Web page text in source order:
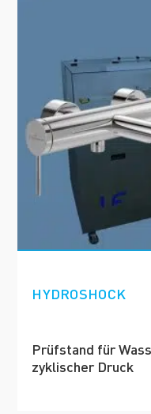
HYDROSHOCK
Prüfstand für
zyklischer Druck